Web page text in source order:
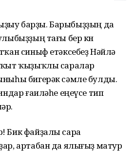
барҙы. Барыбыҙҙың да
тағы бер көнө
синыф етәксебеҙ Нәйлә
ҡыҙыҡлы саралар
бигерәк сәмле булды.
ғаиләһе еңеүсе тип
Бик файҙалы сара
артабан да ялығыҙ матур